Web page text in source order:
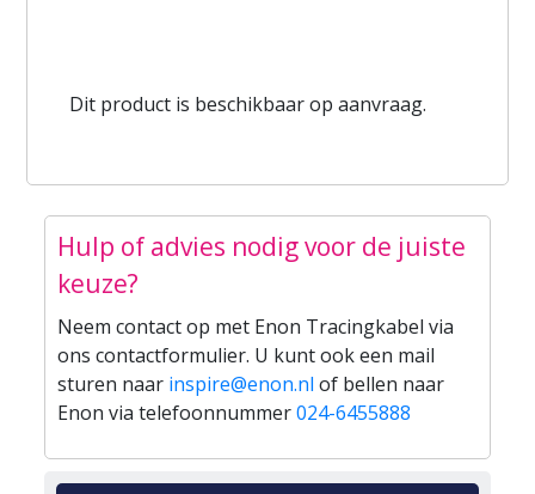
Dit product is beschikbaar op aanvraag.
Hulp of advies nodig voor de juiste
keuze?
Neem contact op met Enon Tracingkabel via
ons contactformulier. U kunt ook een mail
sturen naar inspire@enon.nl of bellen naar
Enon via telefoonnummer024-6455888